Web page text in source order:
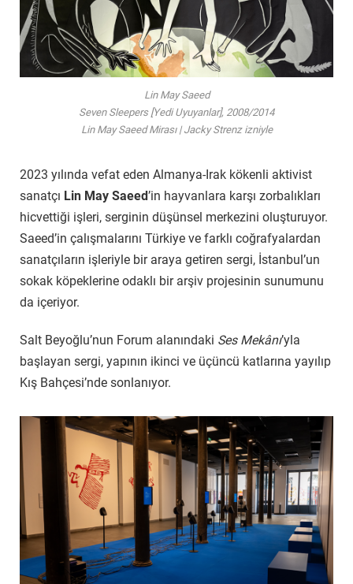
Lin May Saeed
Seven Sleepers [Yedi Uyuyanlar], 2008/2014
Lin May Saeed Mirası | Jacky Strenz izniyle
2023 yılında vefat eden Almanya-Irak kökenli aktivist
sanatçı Lin May Saeed’in hayvanlara karşı zorbalıkları
hicvettiği işleri, serginin düşünsel merkezini oluşturuyor.
Saeed’in çalışmalarını Türkiye ve farklı coğrafyalardan
sanatçıların işleriyle bir araya getiren sergi, İstanbul’un
sokak köpeklerine odaklı bir arşiv projesinin sunumunu
da içeriyor.
Salt Beyoğlu’nun Forum alanındaki Ses Mekânı’yla
başlayan sergi, yapının ikinci ve üçüncü katlarına yayılıp
Kış Bahçesi’nde sonlanıyor.